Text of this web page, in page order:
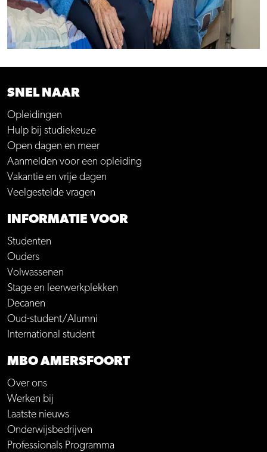
SNEL NAAR
Opleidingen
Hulp bij studiekeuze
Open dagen en meer
Aanmelden voor een opleiding
Vakantie en vrije dagen
Veelgestelde vragen
INFORMATIE VOOR
Studenten
Ouders
Volwassenen
Stage en leerwerkplekken
Decanen
Oud-student/Alumni
International student
MBO AMERSFOORT
Over ons
Werken bij
Laatste nieuws
Onderwijsbedrijven
Professionals Programma